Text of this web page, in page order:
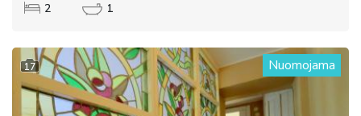
2 1
17 Nuomojama